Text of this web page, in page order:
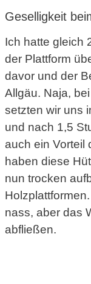
Geselligkeit
Ich hatte gleich
der Plattform
davor und der
Allgäu. Naja,
setzten wir uns
und nach 1,5
auch ein Vorteil
haben diese
nun trocken
nass, aber das
abfließen.